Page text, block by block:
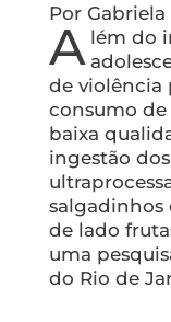
Por
A lém do
de violência
consumo
baixa
ingestão
salgadinhos
de lado
uma
do Rio de